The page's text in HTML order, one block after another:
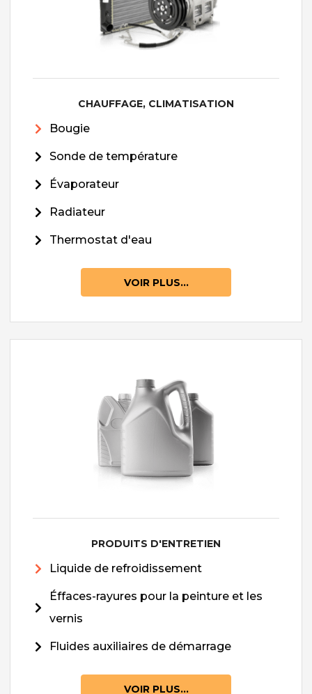
CHAUFFAGE, CLIMATISATION
Bougie
Sonde de température
Évaporateur
Radiateur
Thermostat d'eau
VOIR PLUS...
PRODUITS D'ENTRETIEN
Liquide de refroidissement
Éffaces-rayures pour la peinture et les
vernis
Fluides auxiliaires de démarrage
VOIR PLUS...